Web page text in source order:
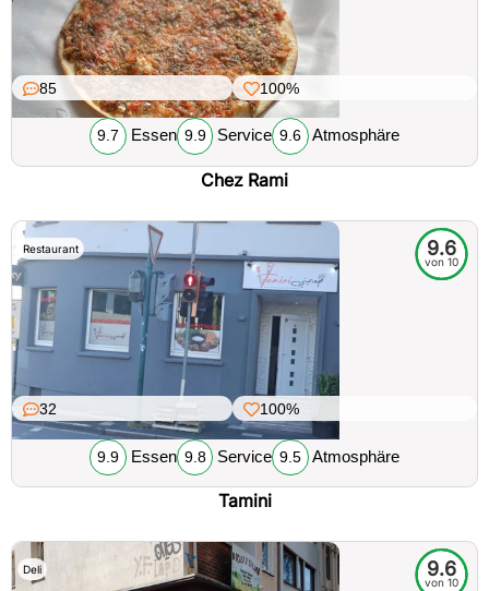
85 100%
9.7 Essen 9.9 Service 9.6 Atmosphäre
Chez Rami
Restaurant 9.6
von 10
32 100%
9.9 Essen 9.8 Service 9.5 Atmosphäre
Tamini
Deli 9.6
von 10